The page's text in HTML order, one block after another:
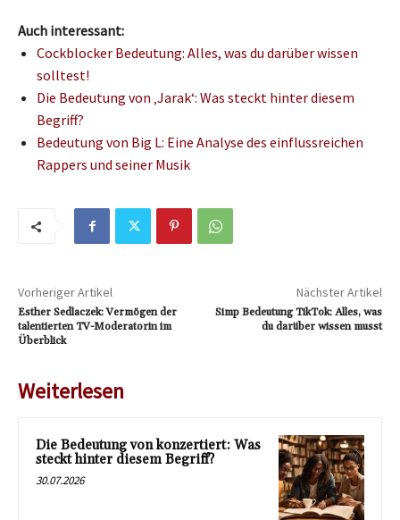
Auch interessant:
Cockblocker Bedeutung: Alles, was du darüber wissen
solltest!
Die Bedeutung von ‚Jarak‘: Was steckt hinter diesem
Begriff?
Bedeutung von Big L: Eine Analyse des einflussreichen
Rappers und seiner Musik
Vorheriger Artikel
Esther Sedlaczek: Vermögen der
talentierten TV-Moderatorin im
Überblick
Nächster Artikel
Simp Bedeutung TikTok: Alles, was
du darüber wissen musst
Weiterlesen
Die Bedeutung von konzertiert: Was
steckt hinter diesem Begriff?
30.07.2026